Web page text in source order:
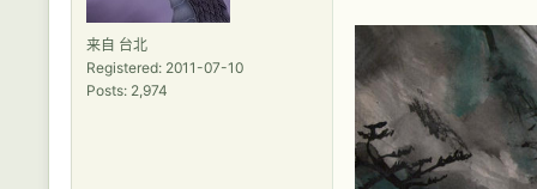
来自 台北
Registered: 2011-07-10
Posts: 2,974